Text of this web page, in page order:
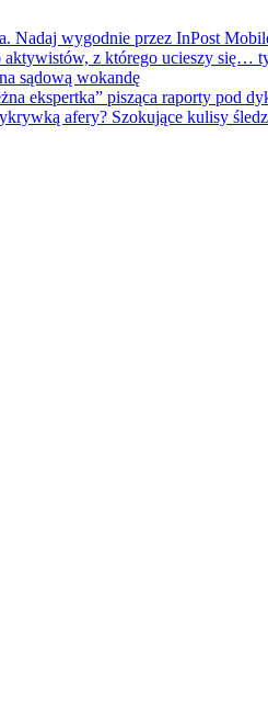
Nadaj wygodnie przez InPost
z którego ucieszy się…
sądową wokandę
ekspertka” pisząca raporty pod
afery? Szokujące kulisy